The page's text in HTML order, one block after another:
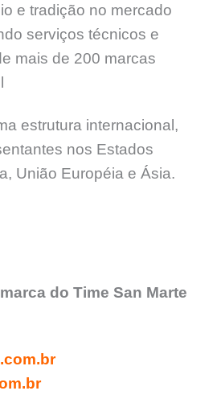
e tradição no mercado
serviços técnicos e
mais de 200 marcas
estrutura internacional,
nos Estados
União Européia e Ásia.
do Time San Marte